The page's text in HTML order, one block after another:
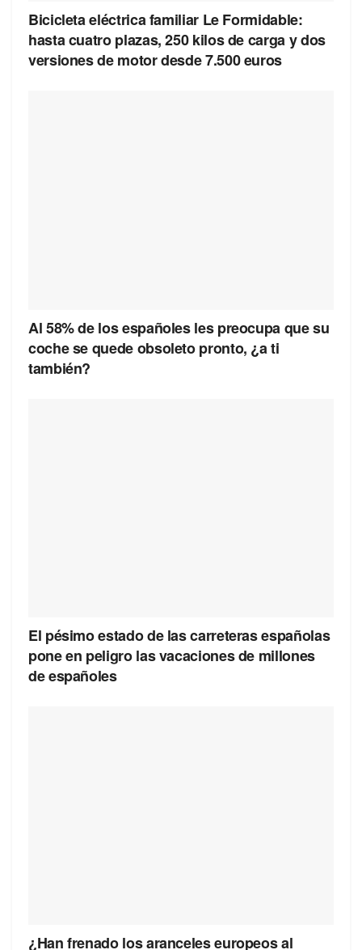
Bicicleta eléctrica familiar Le Formidable:
hasta cuatro plazas, 250 kilos de carga y dos
versiones de motor desde 7.500 euros
Al 58% de los españoles les preocupa que su
coche se quede obsoleto pronto, ¿a ti
también?
El pésimo estado de las carreteras españolas
pone en peligro las vacaciones de millones
de españoles
¿Han frenado los aranceles europeos al